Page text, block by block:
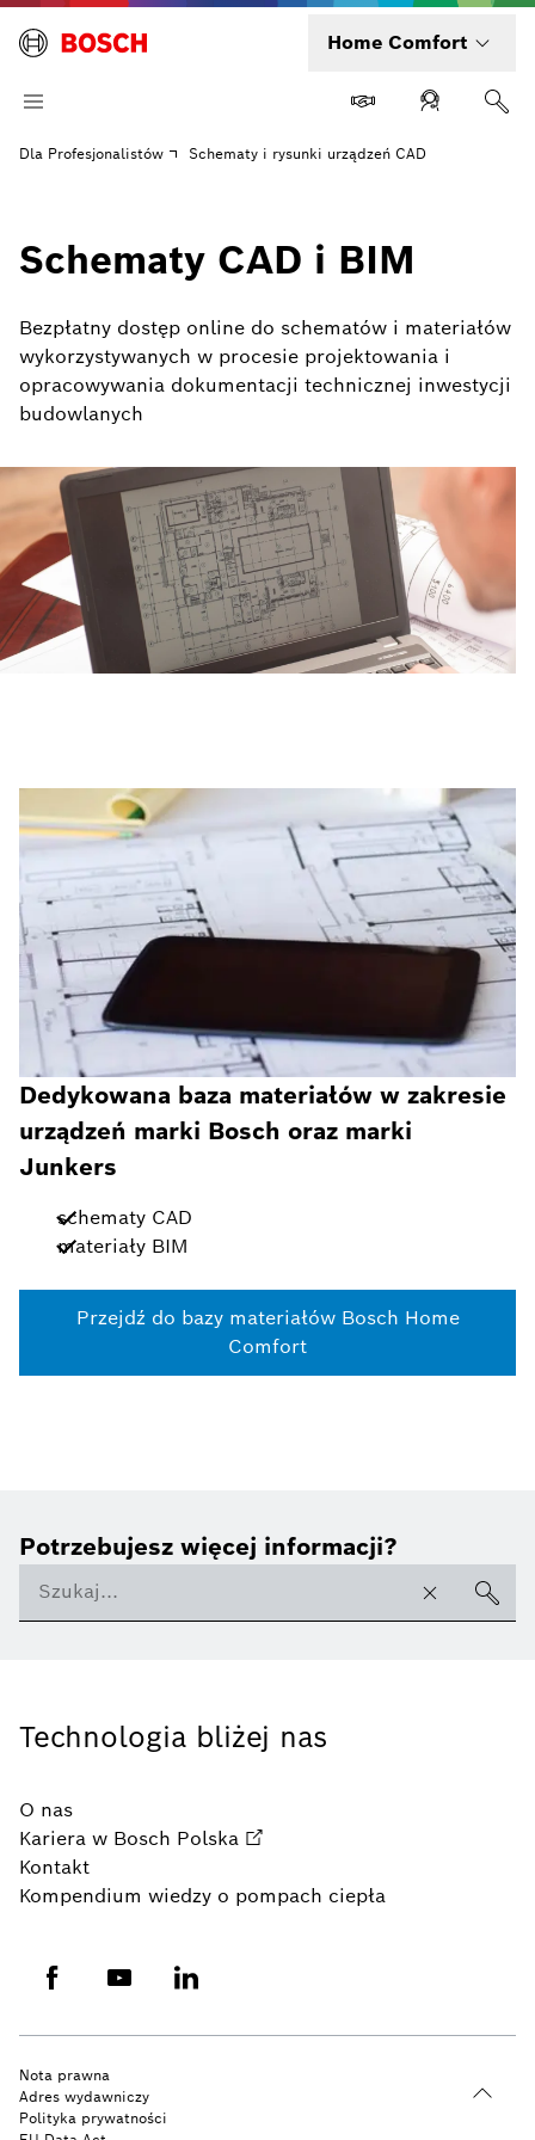
Home Comfort
Dla Profesjonalistów Schematy i rysunki urządzeń CAD
Schematy CAD i BIM
Bezpłatny dostęp online do schematów i materiałów
wykorzystywanych w procesie projektowania i
opracowywania dokumentacji technicznej inwestycji
budowlanych
Dedykowana baza materiałów w zakresie
urządzeń marki Bosch oraz marki
Junkers
schematy CAD
materiały BIM
Przejdź do bazy materiałów Bosch Home
Comfort
Potrzebujesz więcej informacji?
Technologia bliżej nas
O nas
Kariera w Bosch Polska
Kontakt
Kompendium wiedzy o pompach ciepła
Nota prawna
Adres wydawniczy
Polityka prywatności